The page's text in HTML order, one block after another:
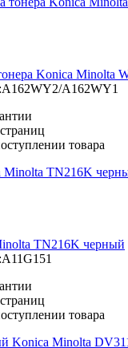
Konica Minolta
A162WY2/A162WY1
товара
TN216K черный
A11G151
товара